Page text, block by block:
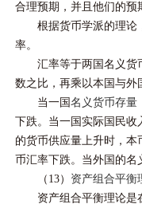
合理预期，并且他们的预
根据货币学派的理论
率。
汇率等于两国名义货
数之比，再乘以本国与外
当一国名义货币存量
下跌。当一国实际国民收
的货币供应量上升时，
币汇率下跌。当外国的名
（13） 资产组合平衡
资产组合平衡理论是在